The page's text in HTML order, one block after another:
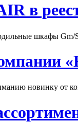
в
шкафы Gm/
новинку от